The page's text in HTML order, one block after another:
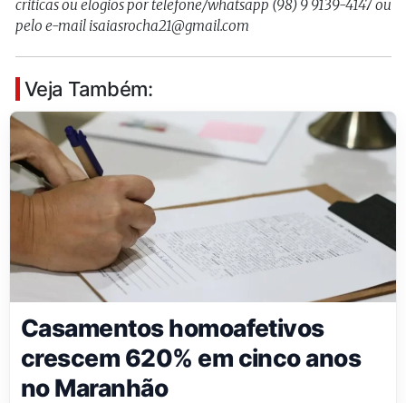
criticas ou elogios por telefone/whatsapp (98) 9 9139-4147 ou
pelo e-mail isaiasrocha21@gmail.com
Veja Também:
Casamentos homoafetivos
crescem 620% em cinco anos
no Maranhão